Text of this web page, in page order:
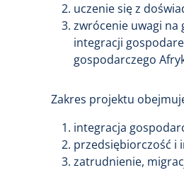
uczenie się z
zwrócenie uwagi na
integracji
gospodarczego
Zakres projektu
integracja
przedsiębiorczość i
zatrudnienie,